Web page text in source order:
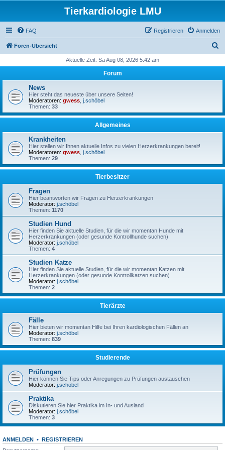
Tierkardiologie LMU
FAQ Anmelden
Registrieren
Foren-Übersicht
h
Aktuelle Zeit: Sa Aug 08, 2026 5:42 am
Forum
News
Hier steht das neueste über unsere Seiten!
Moderatoren: gwess j.schöbel
Themen: 33
Allgemeines
Krankheiten
Hier stellen wir Ihnen aktuelle Infos zu vielen Herzerkrankungen bereit!
Moderatoren: gwess j.schöbel
Themen: 29
Tierbesitzer
Fragen
Hier beantworten wir Fragen zu Herzerkrankungen
Moderator: j.schöbel
Themen: 1170
Studien Hund
Hier finden Sie aktuelle Studien, für die wir momentan Hunde mit
Herzerkrankungen (oder gesunde Kontrollhunde suchen)
Moderator: j.schöbel
Themen: 4
Studien Katze
Hier finden Sie aktuelle Studien, für die wir momentan Katzen mit
Herzerkrankungen (oder gesunde Kontrollkatzen suchen)
Moderator: j.schöbel
Themen: 2
Tierärzte
Fälle
Hier bieten wir momentan Hilfe bei Ihren kardiologischen Fällen an
Moderator: j.schöbel
Themen: 839
Studierende
Prüfungen
Hier können Sie Tips oder Anregungen zu Prüfungen austauschen
Moderator: j.schöbel
Praktika
Diskutieren Sie hier Praktika im In- und Ausland
Moderator: j.schöbel
Themen: 3
ANMELDEN • REGISTRIEREN